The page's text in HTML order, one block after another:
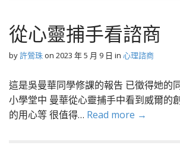
從心靈捕手看諮商
by許鶯珠on 2023 年 5 月 9 日 in 心理諮商
這是吳曼華同學修課的報告 已徵得她的
小學堂中 曼華從心靈捕手中看到威爾的
的用心等 很值得… Read more →